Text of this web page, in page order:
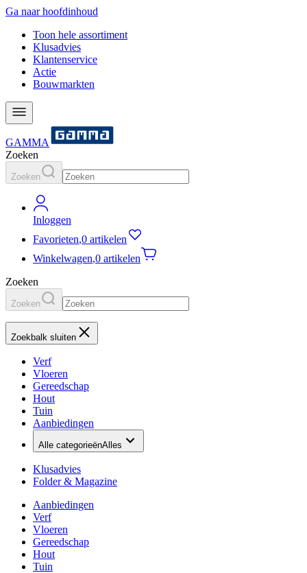
Ga naar hoofdinhoud
Toon hele assortiment
Klusadvies
Klantenservice
Actie
Bouwmarkten
GAMMA
Zoeken
Zoeken
Inloggen
Favorieten,0 artikelen
Winkelwagen,0 artikelen
Zoeken
Zoeken
Zoekbalk sluiten
Verf
Vloeren
Gereedschap
Hout
Tuin
Aanbiedingen
Alle categorieënAlles
Klusadvies
Folder & Magazine
Aanbiedingen
Verf
Vloeren
Gereedschap
Hout
Tuin